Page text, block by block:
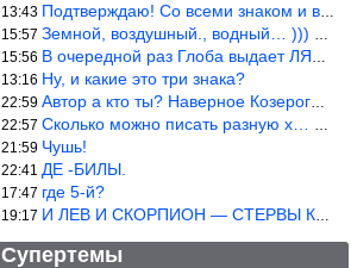
13:43 Подтверждаю! Со всеми знаком и все одиноки и Я )))
15:57 Земной, воздушный., водный… ))) выбери сам трех из 9 )))
15:56 В очередной раз Глоба выдает ЛЯП! А корректоры, редакторы пропус
13:16 Ну, и какие это три знака?
22:59 Автор а кто ты? Наверное Козерог… Рога жена Рыба наставила ))
22:57 Сколько можно писать разную х… йню? Автор что то обкурился?
21:59 Чушь!
22:41 ДЕ -БИЛЫ.
17:47 где 5-й?
19:17 И ЛЕВ И СКОРПИОН — СТЕРВЫ КАКИХ ЕЩЕ ПОИСКАТЬ НАДО
Супертемы